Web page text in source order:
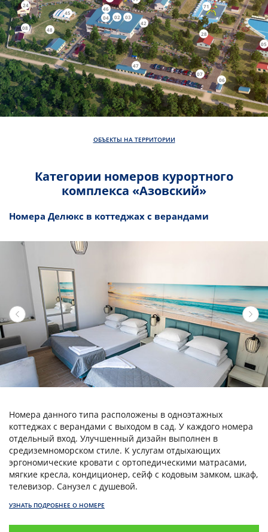
02 03
04
05
06
07
08
24
28
42
45
46
47
48
71
ОБЪЕКТЫ НА ТЕРРИТОРИИ
Категории номеров курортного
комплекса «Азовский»
Номера Делюкс в коттеджах с верандами
Номера данного типа расположены в одноэтажных
коттеджах с верандами с выходом в сад. У каждого номера
отдельный вход. Улучшенный дизайн выполнен в
средиземноморском стиле. К услугам отдыхающих
эргономические кровати с ортопедическими матрасами,
мягкие кресла, кондиционер, сейф с кодовым замком, шкаф,
телевизор. Санузел с душевой.
УЗНАТЬ ПОДРОБНЕЕ О НОМЕРЕ